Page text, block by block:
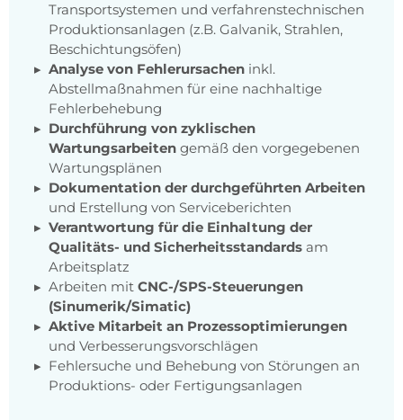
Transportsystemen und verfahrenstechnischen
Produktionsanlagen (z.B. Galvanik, Strahlen,
Beschichtungsöfen)
Analyse von Fehlerursachen inkl.
Abstellmaßnahmen für eine nachhaltige
Fehlerbehebung
Durchführung von zyklischen
Wartungsarbeiten gemäß den vorgegebenen
Wartungsplänen
Dokumentation der durchgeführten Arbeiten
und Erstellung von Serviceberichten
Verantwortung für die Einhaltung der
Qualitäts- und Sicherheitsstandards am
Arbeitsplatz
Arbeiten mit CNC-/SPS-Steuerungen
(Sinumerik/Simatic)
Aktive Mitarbeit an Prozessoptimierungen
und Verbesserungsvorschlägen
Fehlersuche und Behebung von Störungen an
Produktions- oder Fertigungsanlagen